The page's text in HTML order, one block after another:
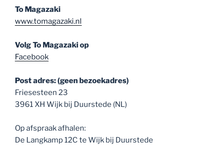
To Magazaki
www.tomagazaki.nl
Volg To Magazaki op
Facebook
Post adres: (geen bezoekadres)
Friesesteen 23
3961 XH Wijk bij Duurstede (NL)
Op afspraak afhalen:
De Langkamp 12C te Wijk bij Duurstede